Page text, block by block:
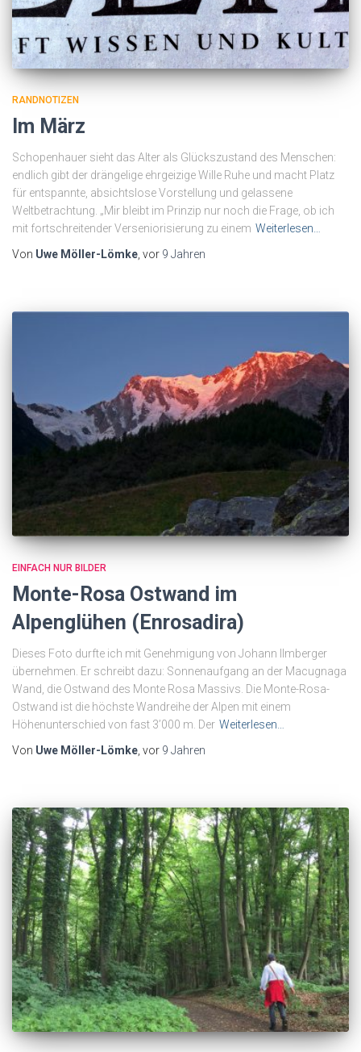
RANDNOTIZEN
Im März
Schopenhauer sieht das Alter als Glückszustand des Menschen:
endlich gibt der drängelige ehrgeizige Wille Ruhe und macht Platz
für entspannte, absichtslose Vorstellung und gelassene
Weltbetrachtung. „Mir bleibt im Prinzip nur noch die Frage, ob ich
mit fortschreitender Verseniorisierung zu einem Weiterlesen…
Von Uwe Möller-Lömke , vor 9 Jahren
EINFACH NUR BILDER
Monte-Rosa Ostwand im
Alpenglühen (Enrosadira)
Dieses Foto durfte ich mit Genehmigung von Johann Ilmberger
übernehmen. Er schreibt dazu: Sonnenaufgang an der Macugnaga
Wand, die Ostwand des Monte Rosa Massivs. Die Monte-Rosa-
Ostwand ist die höchste Wandreihe der Alpen mit einem
Höhenunterschied von fast 3’000 m. Der Weiterlesen…
Von Uwe Möller-Lömke , vor 9 Jahren